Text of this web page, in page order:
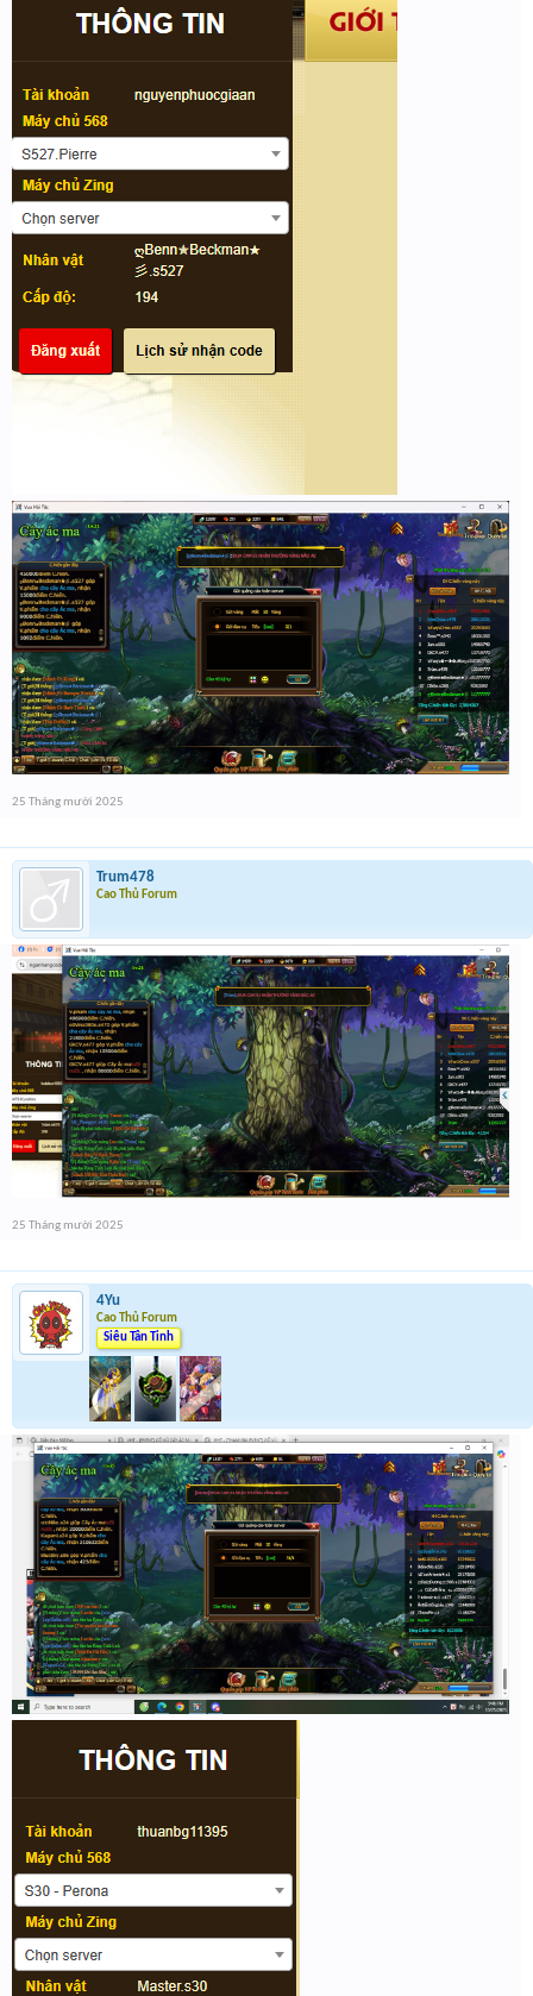
25 Tháng mười 2025
Trum478
Cao Thủ Forum
25 Tháng mười 2025
4Yu
Cao Thủ Forum
Siêu Tân Tinh